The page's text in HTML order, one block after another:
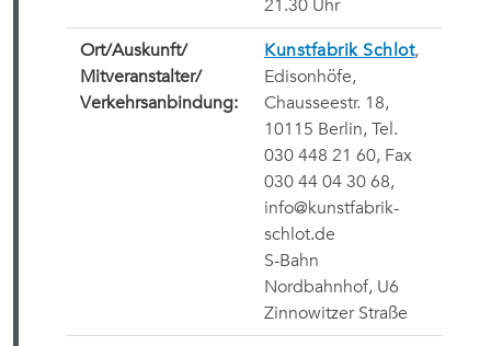
21.30 Uhr
Ort/Auskunft/
Mitveranstalter/
Verkehrsanbindung:
Kunstfabrik Schlot,
Edisonhöfe,
Chausseestr. 18,
10115 Berlin, Tel.
030 448 21 60, Fax
030 44 04 30 68,
info@kunstfabrik-
schlot.de
S-Bahn
Nordbahnhof, U6
Zinnowitzer Straße